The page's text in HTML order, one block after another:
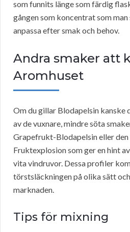
som funnits länge som färdig
gången som koncentrat som
anpassa efter smak och behov.
Andra smaker att
Aromhuset
Om du gillar Blodapelsin kanske
av de vuxnare, mindre söta
Grapefrukt-Blodapelsin eller den
Fruktexplosion som ger en hint
vita vindruvor. Dessa profiler
törstsläckningen på olika sätt
marknaden.
Tips för mixning